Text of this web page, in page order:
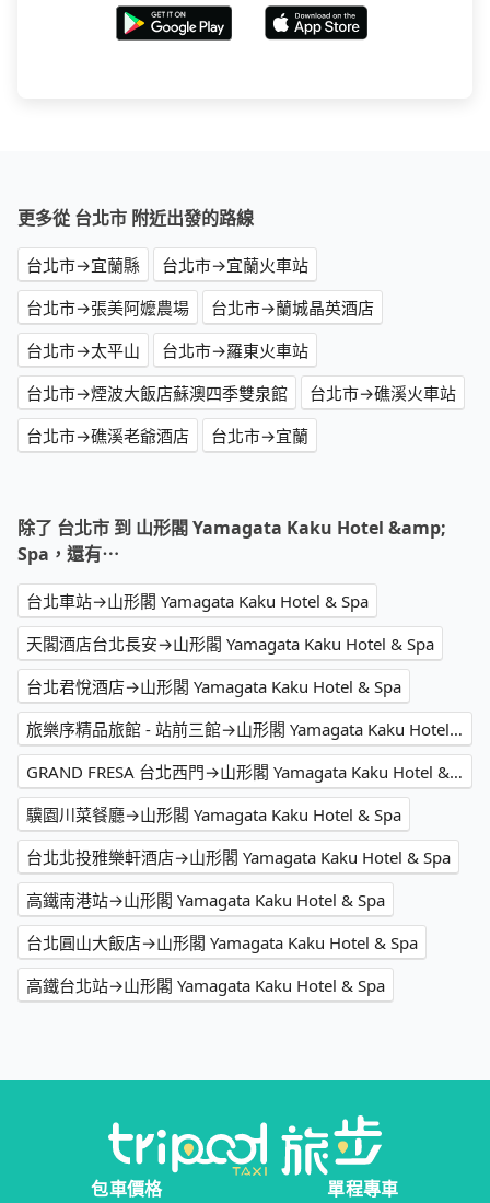
更多從 台北市 附近出發的路線
台北市→宜蘭縣
台北市→宜蘭火車站
台北市→張美阿嬤農場
台北市→蘭城晶英酒店
台北市→太平山
台北市→羅東火車站
台北市→煙波大飯店蘇澳四季雙泉館
台北市→礁溪火車站
台北市→礁溪老爺酒店
台北市→宜蘭
除了 台北市 到 山形閣 Yamagata Kaku Hotel &amp;
Spa，還有⋯
台北車站→山形閣 Yamagata Kaku Hotel & Spa
天閣酒店台北長安→山形閣 Yamagata Kaku Hotel & Spa
台北君悅酒店→山形閣 Yamagata Kaku Hotel & Spa
旅樂序精品旅館 - 站前三館→山形閣 Yamagata Kaku Hotel & Spa
GRAND FRESA 台北西門→山形閣 Yamagata Kaku Hotel & Spa
驥園川菜餐廳→山形閣 Yamagata Kaku Hotel & Spa
台北北投雅樂軒酒店→山形閣 Yamagata Kaku Hotel & Spa
高鐵南港站→山形閣 Yamagata Kaku Hotel & Spa
台北圓山大飯店→山形閣 Yamagata Kaku Hotel & Spa
高鐵台北站→山形閣 Yamagata Kaku Hotel & Spa
包車價格
單程專車